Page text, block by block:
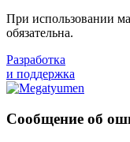
При использовании
обязательна.
Разработка
и поддержка
Сообщение об